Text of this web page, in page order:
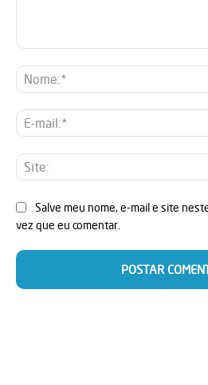
Salve meu nome, e-mail e site
vez que eu comentar.